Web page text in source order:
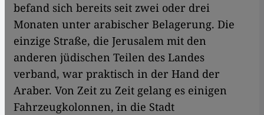
befand sich bereits seit zwei oder drei
Monaten unter arabischer Belagerung. Die
einzige Straße, die Jerusalem mit den
anderen jüdischen Teilen des Landes
verband, war praktisch in der Hand der
Araber. Von Zeit zu Zeit gelang es einigen
Fahrzeugkolonnen, in die Stadt